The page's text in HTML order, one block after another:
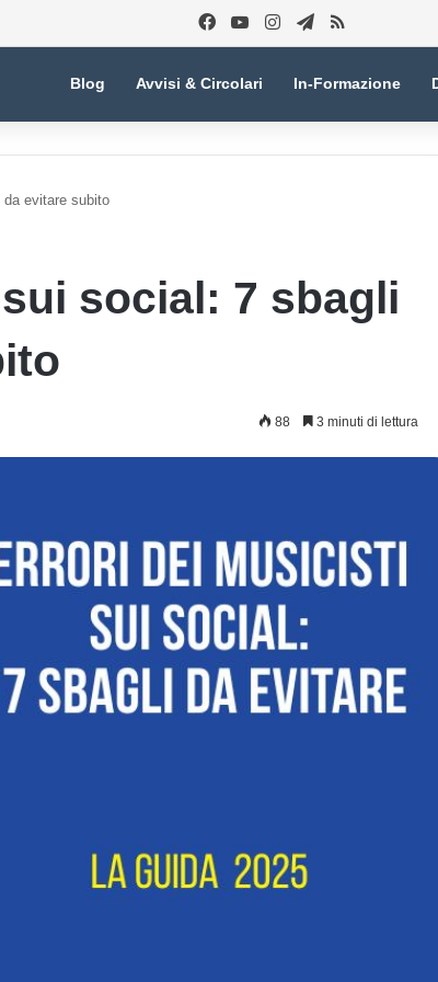
Facebook
You TubeInstagramTelegram
Blog Avvisi & Circolari In-Formazione
evitare subito
social: 7 sbagli
88 3 minuti di lettura